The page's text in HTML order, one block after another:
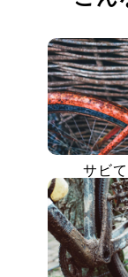
サビ